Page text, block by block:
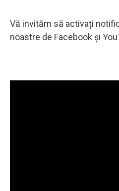
Vă invităm să activați
noastre de Facebook și